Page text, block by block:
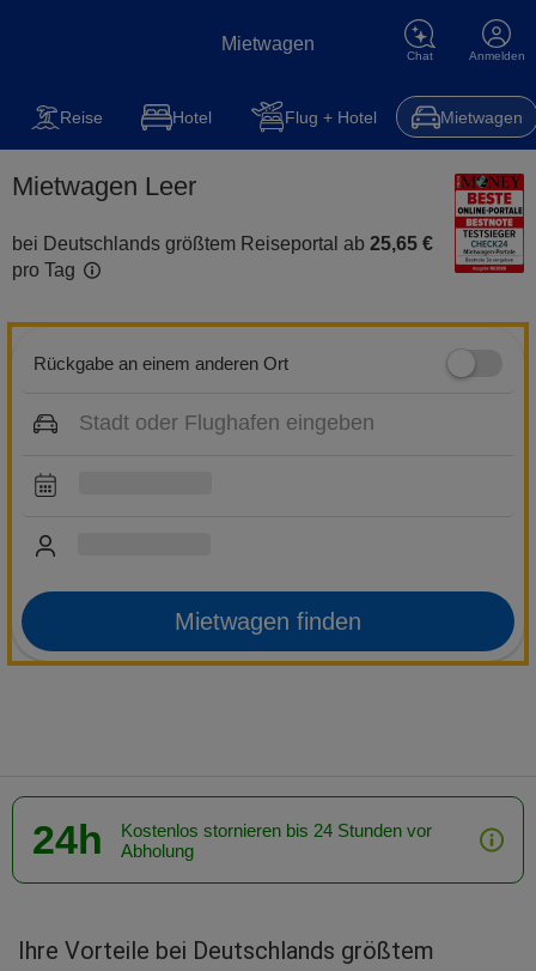
Mietwagen
Chat Anmelden
Mietwagen Reise Steuererklärung Kfz-Versicherung
Reise Hotel Flug + Hotel Mietwagen
Mietwagen Leer
bei Deutschlands größtem Reiseportal ab 25,65 €
pro Tag
Rückgabe an einem anderen Ort
Mietwagen finden
24h
Kostenlos stornieren bis 24 Stunden vor
Abholung
Ihre Vorteile bei Deutschlands größtem